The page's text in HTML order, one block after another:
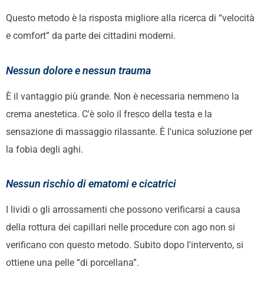
Questo metodo è la risposta migliore alla ricerca di “velocità
e comfort” da parte dei cittadini moderni.
Nessun dolore e nessun trauma
È il vantaggio più grande. Non è necessaria nemmeno la
crema anestetica. C'è solo il fresco della testa e la
sensazione di massaggio rilassante. È l'unica soluzione per
la fobia degli aghi.
Nessun rischio di ematomi e cicatrici
I lividi o gli arrossamenti che possono verificarsi a causa
della rottura dei capillari nelle procedure con ago non si
verificano con questo metodo. Subito dopo l'intervento, si
ottiene una pelle “di porcellana”.